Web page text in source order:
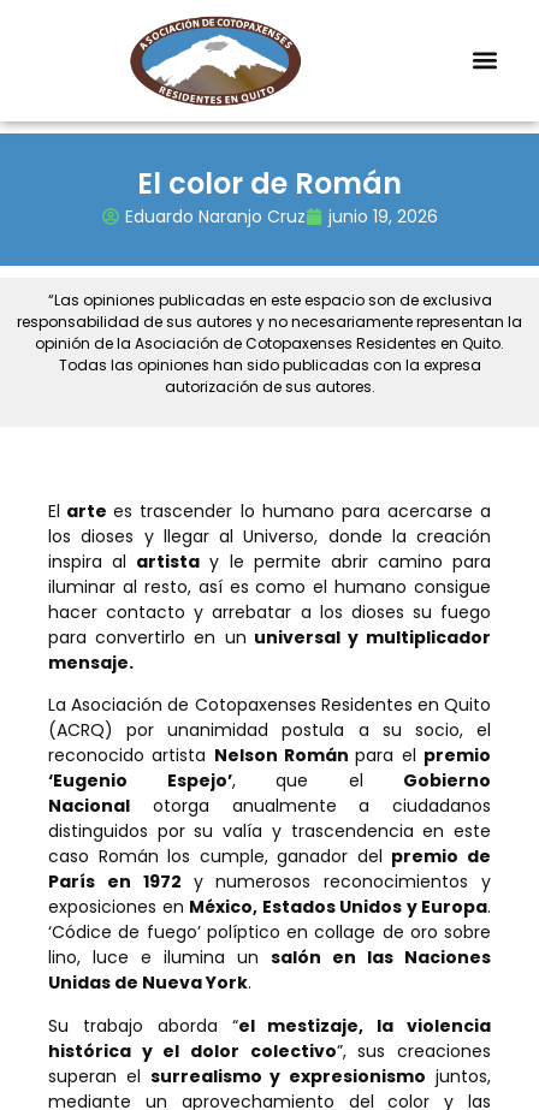
El color de Román
Eduardo Naranjo Cruz junio 19, 2026
“Las opiniones publicadas en este espacio son de exclusiva
responsabilidad de sus autores y no necesariamente representan la
opinión de la Asociación de Cotopaxenses Residentes en Quito.
Todas las opiniones han sido publicadas con la expresa
autorización de sus autores.
El artees trascender lo humano para acercarse a
los dioses y llegar al Universo, donde la creación
inspira al artista y le permite abrir camino para
iluminar al resto, así es como el humano consigue
hacer contacto y arrebatar a los dioses su fuego
para convertirlo en un universal y multiplicador
mensaje.
La Asociación de Cotopaxenses Residentes en Quito
(ACRQ) por unanimidad postula a su socio, el
reconocido artista Nelson Románpara el premio
‘Eugenio Espejo’, que el Gobierno
Nacional otorga anualmente a ciudadanos
distinguidos por su valía y trascendencia en este
caso Román los cumple, ganador del premio de
París en 1972 y numerosos reconocimientos y
exposiciones en México, Estados Unidos y Europa.
‘Códice de fuego’ políptico en collage de oro sobre
lino, luce e ilumina un salón en las Naciones
Unidas de Nueva York.
Su trabajo aborda “el mestizaje, la violencia
histórica y el dolor colectivo”, sus creaciones
superan el surrealismo y expresionismo juntos,
mediante un aprovechamiento del color y las